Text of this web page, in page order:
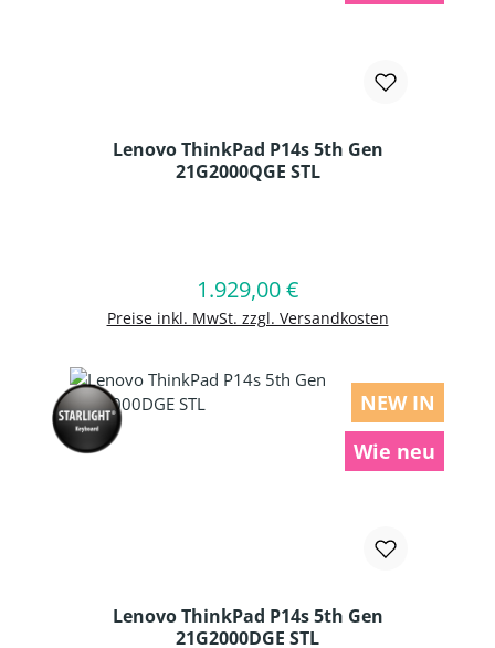
Lenovo ThinkPad P14s 5th Gen
21G2000QGE STL
Regulärer Preis:
1.929,00 €
Preise inkl. MwSt. zzgl. Versandkosten
In den Warenkorb
NEW IN
Wie neu
Lenovo ThinkPad P14s 5th Gen
21G2000DGE STL